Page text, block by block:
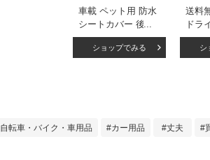
車載 ペット用 防水
シートカバー 後部
座席用 143×132cm
フリーサイズ (ブラ
ショップでみる
送料
ドラ
部座
ライ
ール
シ
自転車・バイク・車用品 カー用品 丈夫